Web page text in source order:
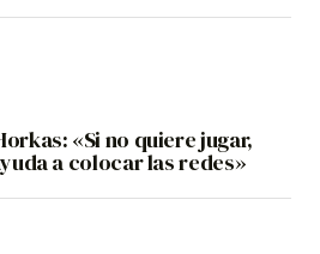
«Si no quiere jugar,
a colocar las redes»